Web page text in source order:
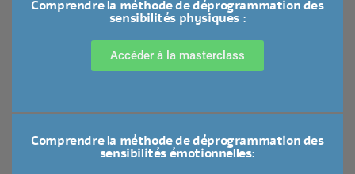
Comprendre la méthode de déprogrammation des
sensibilités physiques :
Accéder à la masterclass
Comprendre la méthode de déprogrammation des
sensibilités émotionnelles: